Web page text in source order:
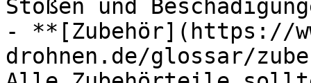
Stößen und
- **[Zubehör](https://
drohnen.de/glossar/